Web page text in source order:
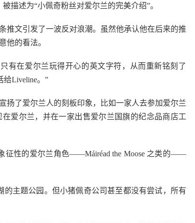
描述为“小佩奇粉丝对爱尔兰的完美介绍”。
推文引发了一波反对浪潮。虽然他承认他在后来的推
他的看法。
有在爱尔兰玩得开心的英文字符，从而重新铭刻了
给Liveline。”
扬了爱尔兰人的刻板印象，比如一家人去参加爱尔兰
爱尔兰，并在一家出售爱尔兰国旗的纪念品商店工
征性的爱尔兰角色——Máiréad the Moose 之类的——
主题公园。但小猪佩奇公司甚至都没有尝试，所有